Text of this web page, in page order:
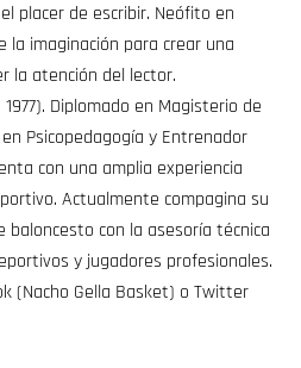
placer de escribir. Neófito en
la imaginación para crear una
la atención del lector.
Diplomado en Magisterio de
en Psicopedagogía y Entrenador
con una amplia experiencia
Actualmente compagina su
con la asesoría técnica
y jugadores profesionales.
(Nacho Gella Basket) o Twitter